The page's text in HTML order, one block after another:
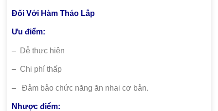
Đối Với Hàm Tháo Lắp
Ưu điểm:
– Dễ thực hiện
– Chi phí thấp
– Đảm bảo chức năng ăn nhai cơ bản.
Nhược điểm: